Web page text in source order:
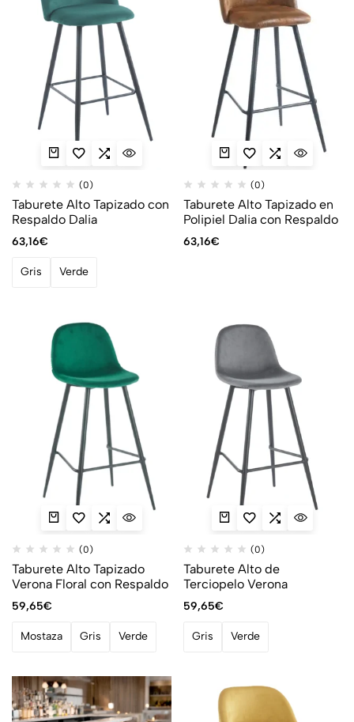
(0)
Taburete Alto Tapizado con
Respaldo Dalia
63,16€
Gris Verde
(0)
Taburete Alto Tapizado en
Polipiel Dalia con Respaldo
63,16€
(0)
Taburete Alto Tapizado
Verona Floral con Respaldo
59,65€
Mostaza Gris Verde
(0)
Taburete Alto de
Terciopelo Verona
59,65€
Gris Verde